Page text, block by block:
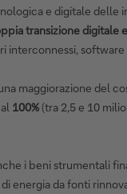
e digitale delle
transizione digitale
interconnessi, software
maggiorazione del
100% (tra 2,5 e 10
i beni strumentali
energia da fonti